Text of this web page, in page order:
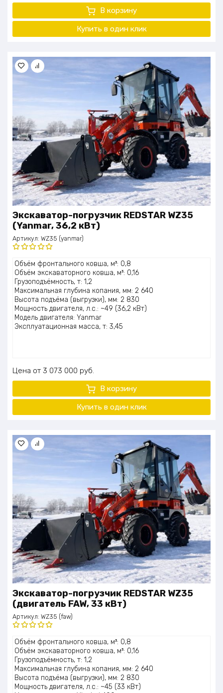
В корзину
Купить в один клик
Экскаватор-погрузчик REDSTAR WZ35
(Yanmar, 36,2 кВт)
Артикул: WZ35 (yanmar)
Оценка
5.00из 5
Объём фронтального ковша, м³: 0,8
Объём экскаваторного ковша, м³: 0,16
Грузоподъёмность, т: 1,2
Максимальная глубина копания, мм: 2 640
Высота подъёма (выгрузки), мм: 2 830
Мощность двигателя, л.с.: ~49 (36,2 кВт)
Модель двигателя: Yanmar
Эксплуатационная масса, т: 3,45
Цена 3 073 000 руб.
В корзину
Купить в один клик
Экскаватор-погрузчик REDSTAR WZ35
(двигатель FAW, 33 кВт)
Артикул: WZ35 (faw)
Оценка
5.00из 5
Объём фронтального ковша, м³: 0,8
Объём экскаваторного ковша, м³: 0,16
Грузоподъёмность, т: 1,2
Максимальная глубина копания, мм: 2 640
Высота подъёма (выгрузки), мм: 2 830
Мощность двигателя, л.с.: ~45 (33 кВт)